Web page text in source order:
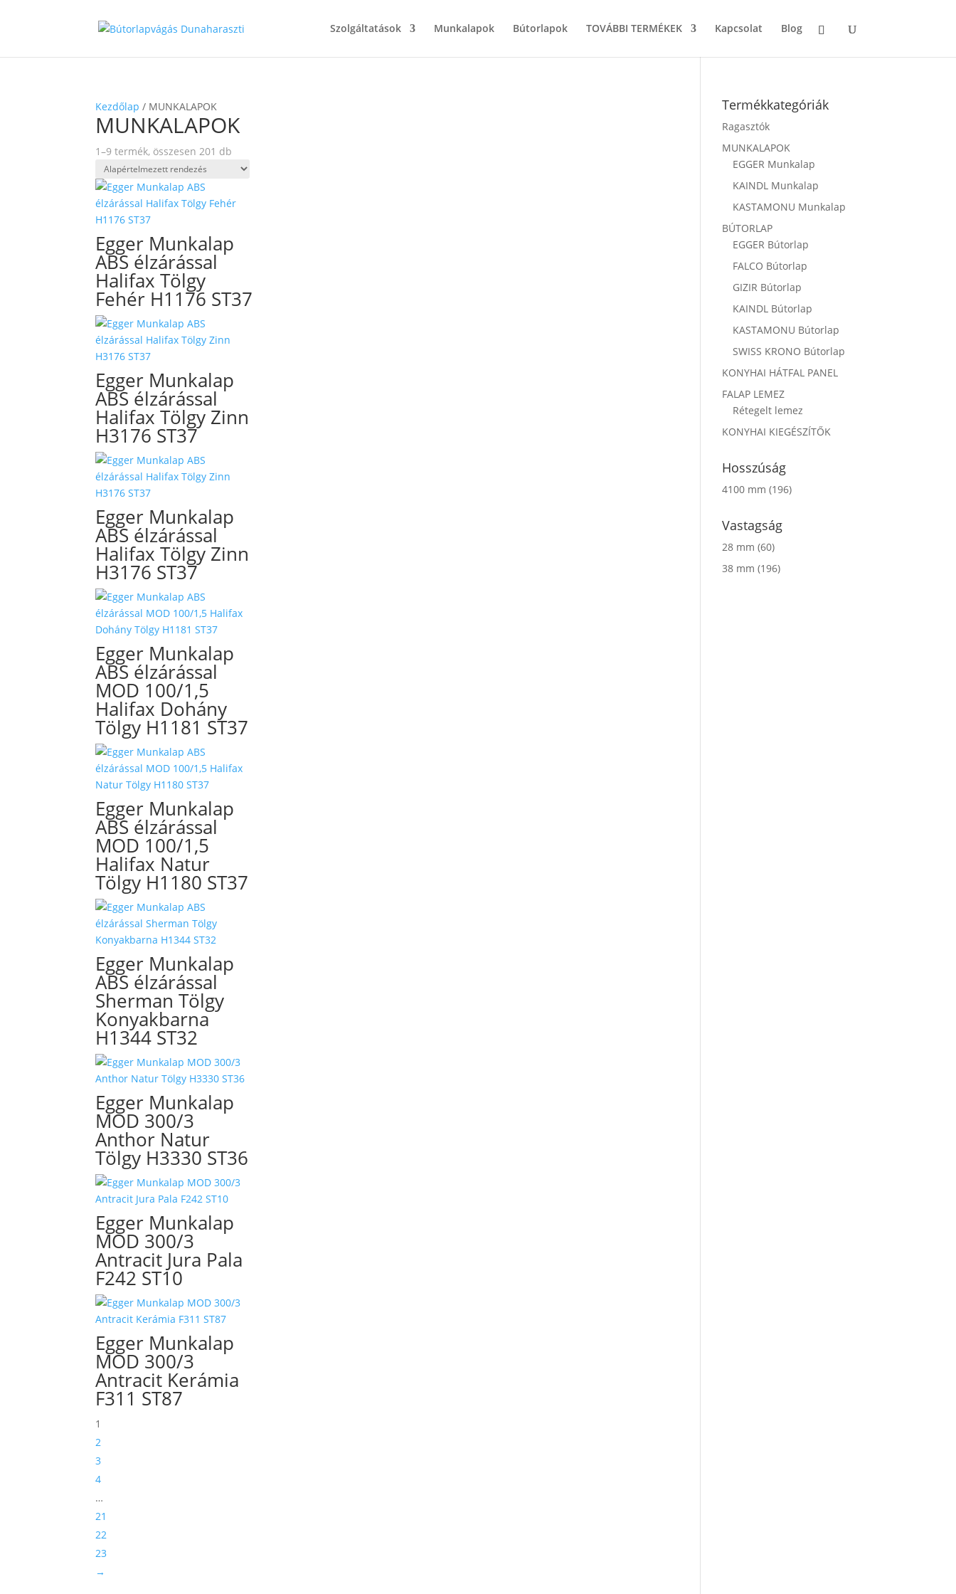
Szolgáltatások Munkalapok Bútorlapok TOVÁBBI TERMÉKEK Kapcsolat Blog
Kezdőlap / MUNKALAPOK
MUNKALAPOK
1–9 termék, összesen 201 db
Egger Munkalap
ABS élzárással
Halifax Tölgy
Fehér H1176 ST37
Egger Munkalap
ABS élzárással
Halifax Tölgy Zinn
H3176 ST37
Egger Munkalap
ABS élzárással
Halifax Tölgy Zinn
H3176 ST37
Egger Munkalap
ABS élzárással
MOD 100/1,5
Halifax Dohány
Tölgy H1181 ST37
Egger Munkalap
ABS élzárással
MOD 100/1,5
Halifax Natur
Tölgy H1180 ST37
Egger Munkalap
ABS élzárással
Sherman Tölgy
Konyakbarna
H1344 ST32
Egger Munkalap
MOD 300/3
Anthor Natur
Tölgy H3330 ST36
Egger Munkalap
MOD 300/3
Antracit Jura Pala
F242 ST10
Egger Munkalap
MOD 300/3
Antracit Kerámia
F311 ST87
1
2
3
4
…
21
22
23
→
Termékkategóriák
Ragasztók
MUNKALAPOK
EGGER Munkalap
KAINDL Munkalap
KASTAMONU Munkalap
BÚTORLAP
EGGER Bútorlap
FALCO Bútorlap
GIZIR Bútorlap
KAINDL Bútorlap
KASTAMONU Bútorlap
SWISS KRONO Bútorlap
KONYHAI HÁTFAL PANEL
FALAP LEMEZ
Rétegelt lemez
KONYHAI KIEGÉSZÍTŐK
Hosszúság
4100 mm (196)
Vastagság
28 mm (60)
38 mm (196)